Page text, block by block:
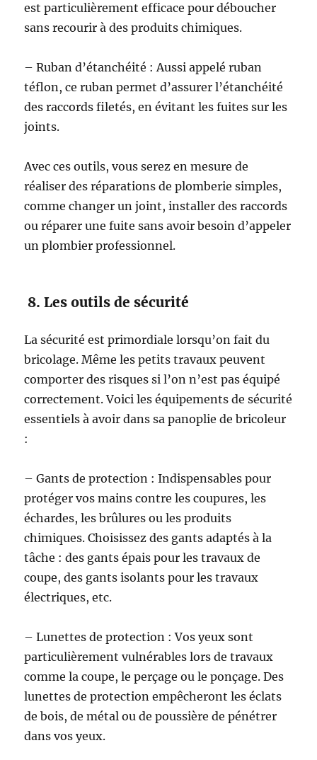
est particulièrement efficace pour déboucher
sans recourir à des produits chimiques.
– Ruban d’étanchéité : Aussi appelé ruban
téflon, ce ruban permet d’assurer l’étanchéité
des raccords filetés, en évitant les fuites sur les
joints.
Avec ces outils, vous serez en mesure de
réaliser des réparations de plomberie simples,
comme changer un joint, installer des raccords
ou réparer une fuite sans avoir besoin d’appeler
un plombier professionnel.
8. Les outils de sécurité
La sécurité est primordiale lorsqu’on fait du
bricolage. Même les petits travaux peuvent
comporter des risques si l’on n’est pas équipé
correctement. Voici les équipements de sécurité
essentiels à avoir dans sa panoplie de bricoleur
:
– Gants de protection : Indispensables pour
protéger vos mains contre les coupures, les
échardes, les brûlures ou les produits
chimiques. Choisissez des gants adaptés à la
tâche : des gants épais pour les travaux de
coupe, des gants isolants pour les travaux
électriques, etc.
– Lunettes de protection : Vos yeux sont
particulièrement vulnérables lors de travaux
comme la coupe, le perçage ou le ponçage. Des
lunettes de protection empêcheront les éclats
de bois, de métal ou de poussière de pénétrer
dans vos yeux.